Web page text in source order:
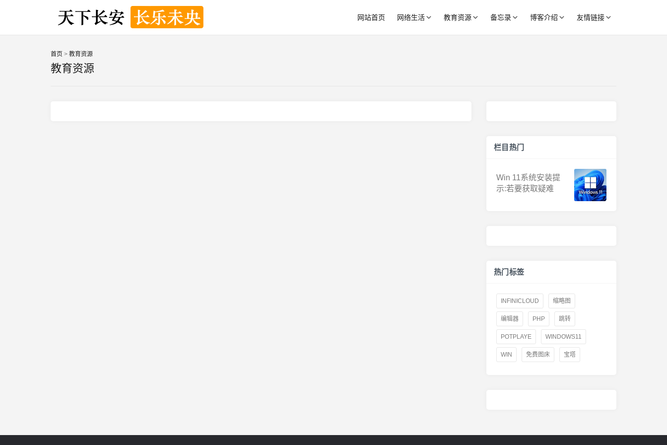
网站首页 网络生活 教育资源 备忘录 博客介绍 友情链接
首页 > 教育资源
教育资源
栏目热门
Win 11系统安装提
示:若要获取疑难
热门标签
INFINICLOUD 缩略图
编辑器 PHP 跳转
POTPLAYE WINDOWS11
WIN 免费图床 宝塔